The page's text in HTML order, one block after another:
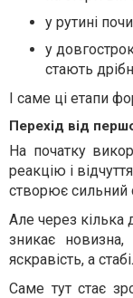
у рутині
у
стають
І саме ці етапи
Перехід від
На початку
реакцію і
створює сильний
Але через кілька
зникає
яскравість, а
Саме тут стає